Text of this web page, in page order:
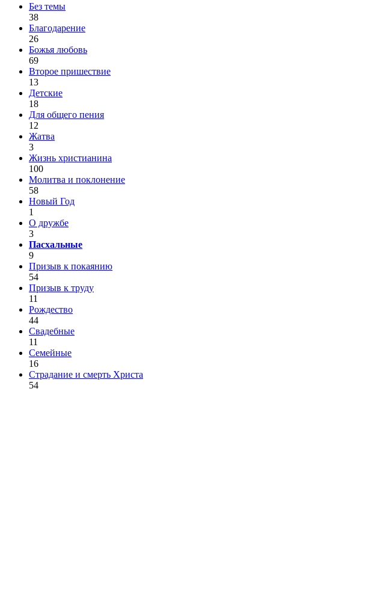
Без темы
38
Благодарение
26
Божья любовь
69
Второе пришествие
13
Детские
18
Для общего пения
12
Жатва
3
Жизнь христианина
100
Молитва и поклонение
58
Новый Год
1
О дружбе
3
Пасхальные
9
Призыв к покаянию
54
Призыв к труду
11
Рождество
44
Свадебные
11
Семейные
16
Страдание и смерть Христа
54